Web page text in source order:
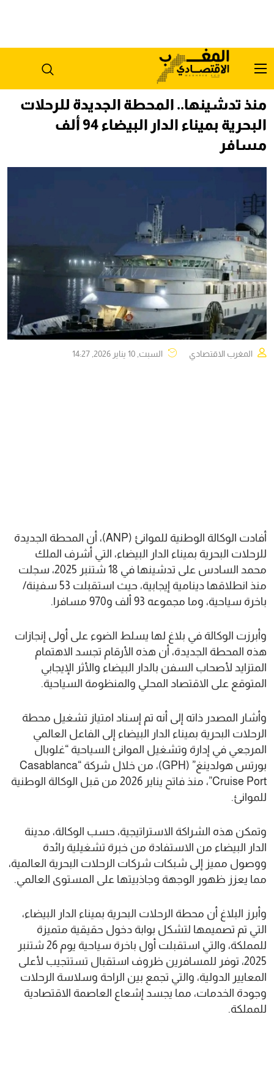
منذ تدشينها.. المحطة الجديدة للرحلات
البحرية بميناء الدار البيضاء 94 ألف
مسافر
المغرب الاقتصادي السبت, 10 يناير 2026, 14:27
أفادت الوكالة الوطنية للموانئ (ANP)، أن المحطة الجديدة
للرحلات البحرية بميناء الدار البيضاء، التي أشرف الملك
محمد السادس على تدشينها في 18 شتنبر 2025، سجلت
منذ انطلاقها دينامية إيجابية، حيث استقبلت 53 سفينة/
باخرة سياحية، وما مجموعه 93 ألف و970 مسافرا.
وأبرزت الوكالة في بلاغ لها يسلط الضوء على أولى إنجازات
هذه المحطة الجديدة، أن هذه الأرقام تجسد الاهتمام
المتزايد لأصحاب السفن بالدار البيضاء والأثر الإيجابي
المتوقع على الاقتصاد المحلي والمنظومة السياحية.
وأشار المصدر ذاته إلى أنه تم إسناد امتياز تشغيل محطة
الرحلات البحرية بميناء الدار البيضاء إلى الفاعل العالمي
المرجعي في إدارة وتشغيل الموانئ السياحية “غلوبال
بورتس هولدينغ” (GPH)، من خلال شركة “Casablanca
Cruise Port”، منذ فاتح يناير 2026 من قبل الوكالة الوطنية
للموانئ.
وتمكن هذه الشراكة الاستراتيجية، حسب الوكالة، مدينة
الدار البيضاء من الاستفادة من خبرة تشغيلية رائدة
ووصول مميز إلى شبكات شركات الرحلات البحرية العالمية،
مما يعزز ظهور الوجهة وجاذبيتها على المستوى العالمي.
وأبرز البلاغ أن محطة الرحلات البحرية بميناء الدار البيضاء،
التي تم تصميمها لتشكل بوابة دخول حقيقية متميزة
للمملكة، والتي استقبلت أول باخرة سياحية يوم 26 شتنبر
2025، توفر للمسافرين ظروف استقبال تستتجيب لأعلى
المعايير الدولية، والتي تجمع بين الراحة وسلاسة الرحلات
وجودة الخدمات، مما يجسد إشعاع العاصمة الاقتصادية
للمملكة.